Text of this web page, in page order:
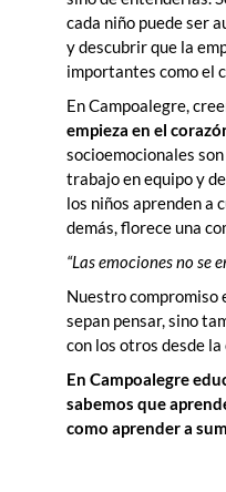
cada niño puede ser
y descubrir que la
importantes como el
En Campoalegre,
empieza en el
socioemocionales
trabajo en equipo y
los niños aprenden a
demás, florece una
“Las emociones no se
Nuestro compromiso
sepan pensar, sino
con los otros desde
En Campoalegre
sabemos que
como aprender a